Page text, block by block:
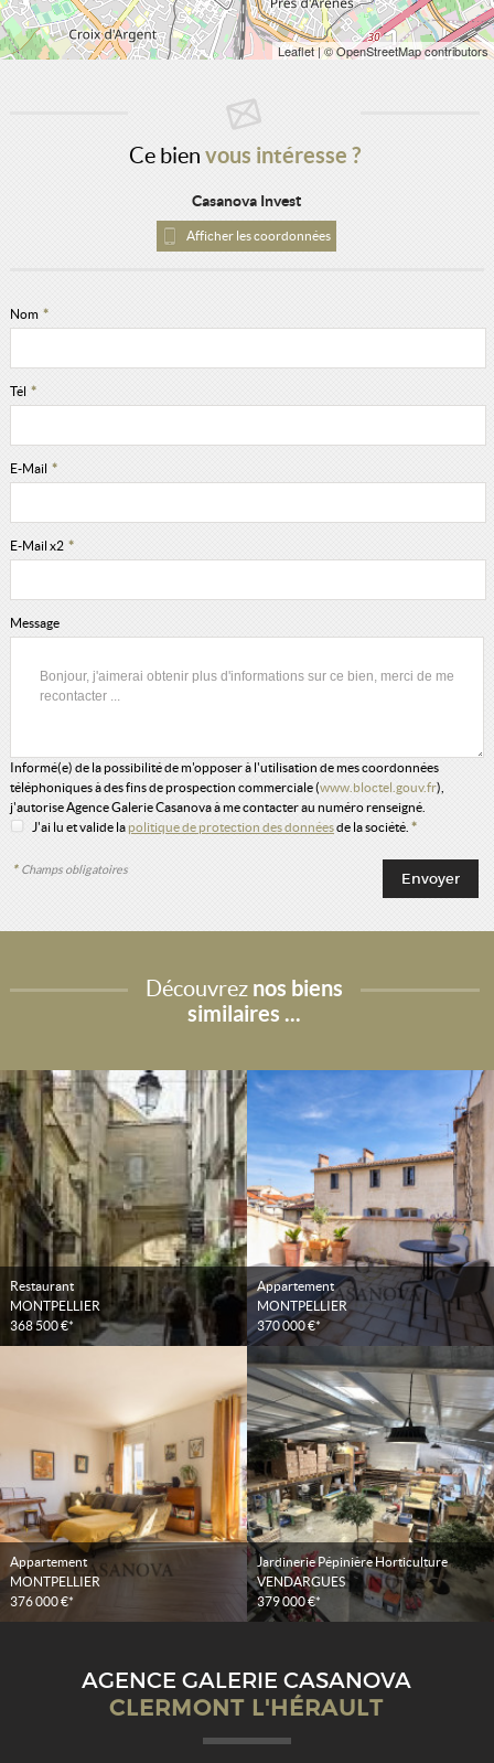
Leaflet| © OpenStreetMap contributors
Ce bien vous intéresse ?
Casanova Invest
Afficher les coordonnées
Nom *
Tél *
E-Mail *
E-Mail x2 *
Message
Informé(e) de la possibilité de m'opposer à l'utilisation de mes coordonnées
téléphoniques à des fins de prospection commerciale (www.bloctel.gouv.fr),
j'autorise Agence Galerie Casanova à me contacter au numéro renseigné.
J'ai lu et valide la politique de protection des donnéesde la société. *
* Champs obligatoires
Découvrez nos biens
similaires ...
Restaurant
MONTPELLIER
368 500 €*
Appartement
MONTPELLIER
370 000 €*
Appartement
MONTPELLIER
376 000 €*
Jardinerie Pépinière Horticulture
VENDARGUES
379 000 €*
AGENCE GALERIE CASANOVA
CLERMONT L'HÉRAULT